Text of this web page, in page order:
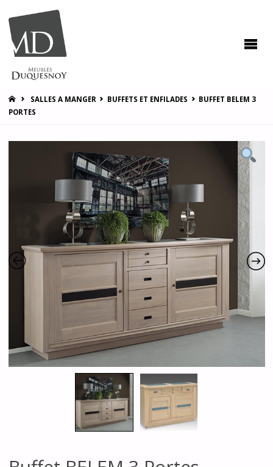
HOMESALLES A MANGER BUFFETS ET ENFILADES
BUFFET BELEM 3
PORTES